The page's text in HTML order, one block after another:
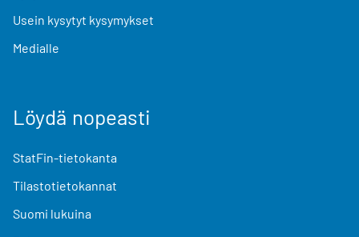
Usein kysytyt kysymykset
Medialle
Löydä nopeasti
StatFin-tietokanta
Tilastotietokannat
Suomi lukuina